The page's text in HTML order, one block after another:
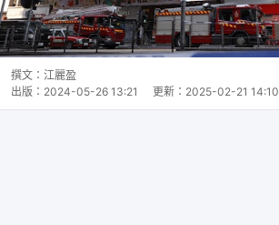
撰文： 江麗盈
出版： 2024-05-26 13:21 更新： 2025-02-21 14:10